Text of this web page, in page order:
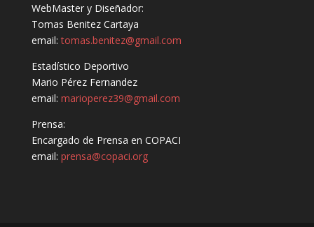
WebMaster y Diseñador:
Tomas Benitez Cartaya
email:tomas.benitez@gmail.com
Estadístico Deportivo
Mario Pérez Fernandez
email: marioperez39@gmail.com
Prensa:
Encargado de Prensa en COPACI
email: prensa@copaci.org